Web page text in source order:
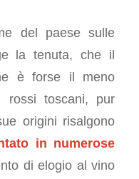
del paese sulle
la tenuta, che il
è forse il meno
rossi toscani, pur
origini risalgono
in numerose
di elogio al vino